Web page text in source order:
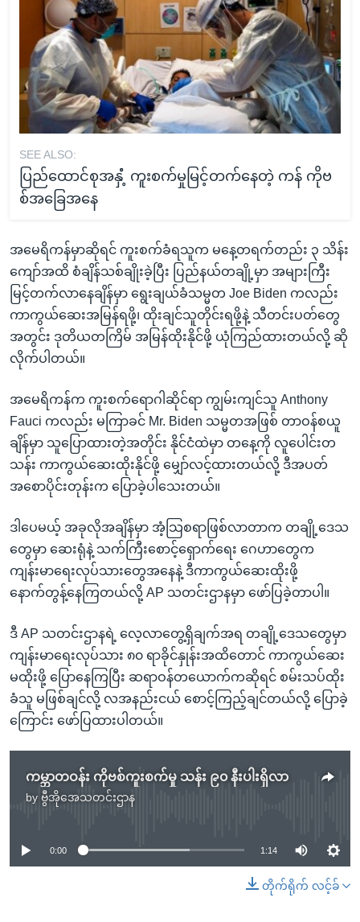
SEE ALSO:
ပြည်ထောင်စုအနှံံ့ ကူးစက်မှုမြင့်တက်နေတဲ့ ကန် ကိုဗ
စ်အခြေအနေ
အမေရိကန်မှာဆိုရင် ကူးစက်ခံရသူက မနေ့တရက်တည်း ၃ သိန်း
ကျော်အထိ စံချိန်သစ်ချိုးခဲ့ပြီး ပြည်နယ်တချို့မှာ အများကြီး
မြင့်တက်လာနေချိန်မှာ ရွေးချယ်ခံသမ္မတ Joe Biden ကလည်း
ကာကွယ်ဆေးအမြန်ရဖို့၊ ထိုးချင်သူတိုင်းရဖို့နဲ့ သီတင်းပတ်တွေ
အတွင်း ဒုတိယတကြိမ် အမြန်ထိုးနိုင်ဖို့ ယုံကြည်ထားတယ်လို့ ဆို
လိုက်ပါတယ်။
အမေရိကန်က ကူးစက်ရောဂါဆိုင်ရာ ကျွမ်းကျင်သူ Anthony
Fauci ကလည်း မကြာခင် Mr. Biden သမ္မတအဖြစ် တာဝန်စယူ
ချိန်မှာ သူပြောထားတဲ့အတိုင်း နိုင်ငံထဲမှာ တနေ့ကို လူပေါင်းတ
သန်း ကာကွယ်ဆေးထိုးနိုင်ဖို့ မျှော်လင့်ထားတယ်လို့ ဒီအပတ်
အစောပိုင်းတုန်းက ပြောခဲ့ပါသေးတယ်။
ဒါပေမယ့် အခုလိုအချိန်မှာ အံ့သြစရာဖြစ်လာတာက တချို့ဒေသ
တွေမှာ ဆေးရုံနဲ့ သက်ကြီးစောင့်ရှောက်ရေး ဂေဟာတွေက
ကျန်းမာရေးလုပ်သားတွေအနေနဲ့ ဒီကာကွယ်ဆေးထိုးဖို့
နောက်တွန့်နေကြတယ်လို့ AP သတင်းဌာနမှာ ဖော်ပြခဲ့တာပါ။
ဒီ AP သတင်းဌာနရဲ့ လေ့လာတွေ့ရှိချက်အရ တချို့ဒေသတွေမှာ
ကျန်းမာရေးလုပ်သား ၈၀ ရာခိုင်နှုန်းအထိတောင် ကာကွယ်ဆေး
မထိုးဖို့ ပြောနေကြပြီး ဆရာဝန်တယောက်ကဆိုရင် စမ်းသပ်ထိုး
ခံသူ မဖြစ်ချင်လို့ လအနည်းငယ် စောင့်ကြည့်ချင်တယ်လို့ ပြောခဲ့
ကြောင်း ဖော်ပြထားပါတယ်။
ကမ္ဘာတဝန်း ကိုဗစ်ကူးစက်မှု သန်း ၉၀ နီးပါးရှိလာ
by ဗွီအိုအေသတင်းဌာန
No media source currently available
0:00 1:14
တိုက်ရိုက် လင့်ခ်